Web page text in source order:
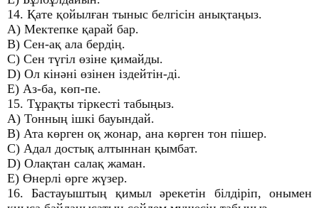
14. Қате қойылған тыныс белгісін анықтаңыз.
A) Мектепке қарай бар.
B) Сен-ақ ала бердің.
C) Сен түгіл өзіне қимайды.
D) Ол кінәні өзінен іздейтін-ді.
E) Аз-ба, көп-пе.
15. Тұрақты тіркесті табыңыз.
A) Тонның ішкі бауындай.
B) Ата көрген оқ жонар, ана көрген тон пішер.
C) Адал достық алтыннан қымбат.
D) Олақтан салақ жаман.
E) Өнерлі өрге жүзер.
16. Бастауыштың қимыл әрекетін білдіріп, онымен